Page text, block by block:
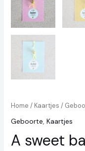
Home / Kaartjes /
Geboorte, Kaartjes
A sweet